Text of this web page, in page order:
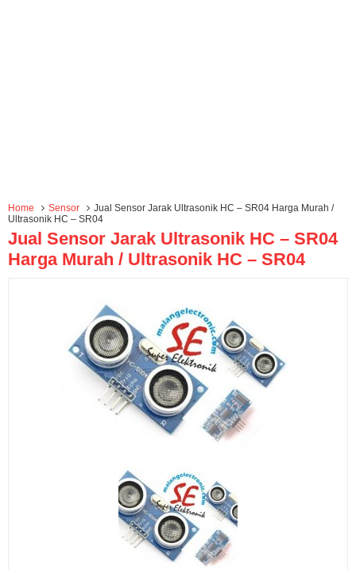
Home Sensor
Jual Sensor Jarak Ultrasonik HC – SR04 Harga Murah /
Ultrasonik HC – SR04
Jual Sensor Jarak Ultrasonik HC – SR04
Harga Murah / Ultrasonik HC – SR04